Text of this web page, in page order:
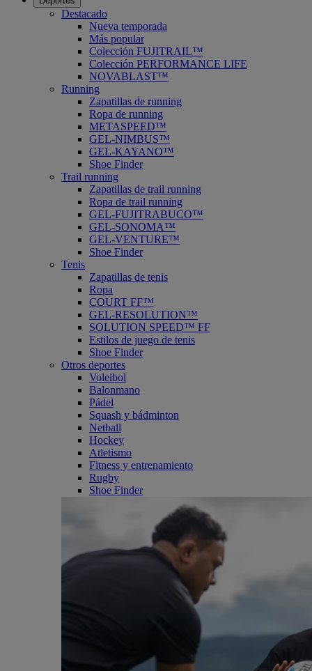
Destacado
Nueva temporada
Más popular
Colección FUJITRAIL™
Colección PERFORMANCE LIFE
NOVABLAST™
Running
Zapatillas de running
Ropa de running
METASPEED™
GEL-NIMBUS™
GEL-KAYANO™
Shoe Finder
Trail running
Zapatillas de trail running
Ropa de trail running
GEL-FUJITRABUCO™
GEL-SONOMA™
GEL-VENTURE™
Shoe Finder
Tenis
Zapatillas de tenis
Ropa
COURT FF™
GEL-RESOLUTION™
SOLUTION SPEED™ FF
Estilos de juego de tenis
Shoe Finder
Otros deportes
Voleibol
Balonmano
Pádel
Squash y bádminton
Netball
Hockey
Atletismo
Fitness y entrenamiento
Rugby
Shoe Finder